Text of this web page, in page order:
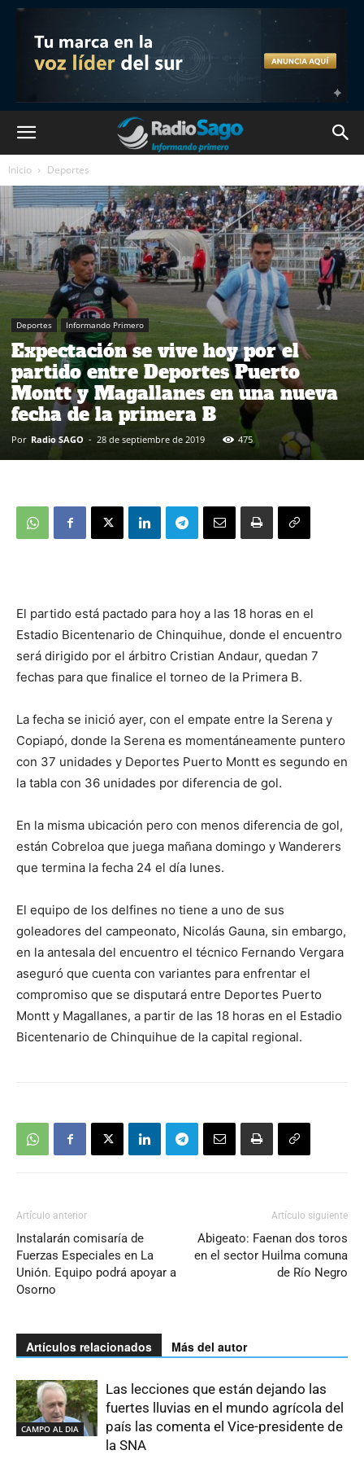
Inicio Deportes
Deportes Informando Primero
Expectación se vive hoy por el
partido entre Deportes Puerto
Montt y Magallanes en una nueva
fecha de la primera B
Por Radio SAGO - 28 de septiembre de 2019 475
El partido está pactado para hoy a las 18 horas en el
Estadio Bicentenario de Chinquihue, donde el encuentro
será dirigido por el árbitro Cristian Andaur, quedan 7
fechas para que finalice el torneo de la Primera B.
La fecha se inició ayer, con el empate entre la Serena y
Copiapó, donde la Serena es momentáneamente puntero
con 37 unidades y Deportes Puerto Montt es segundo en
la tabla con 36 unidades por diferencia de gol.
En la misma ubicación pero con menos diferencia de gol,
están Cobreloa que juega mañana domingo y Wanderers
que termina la fecha 24 el día lunes.
El equipo de los delfines no tiene a uno de sus
goleadores del campeonato, Nicolás Gauna, sin embargo,
en la antesala del encuentro el técnico Fernando Vergara
aseguró que cuenta con variantes para enfrentar el
compromiso que se disputará entre Deportes Puerto
Montt y Magallanes, a partir de las 18 horas en el Estadio
Bicentenario de Chinquihue de la capital regional.
Artículo anterior
Instalarán comisaría de
Fuerzas Especiales en La
Unión. Equipo podrá apoyar a
Osorno
Artículo siguiente
Abigeato: Faenan dos toros
en el sector Huilma comuna
de Río Negro
Artículos relacionados Más del autor
CAMPO AL DIA
Las lecciones que están dejando las
fuertes lluvias en el mundo agrícola del
país las comenta el Vice-presidente de
la SNA